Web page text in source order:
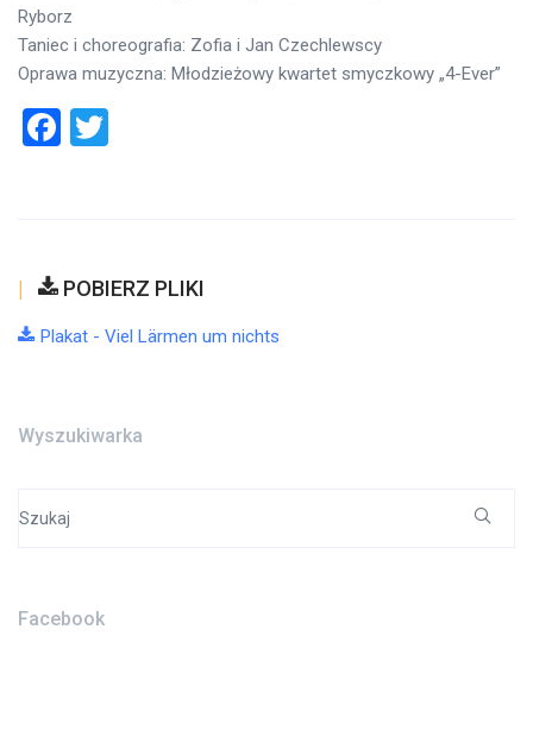
Ryborz
Taniec i choreografia: Zofia i Jan Czechlewscy
Oprawa muzyczna: Młodzieżowy kwartet smyczkowy „4-Ever”
Facebook
POBIERZ PLIKI
Plakat - Viel Lärmen um nichts
Wyszukiwarka
for:
Facebook